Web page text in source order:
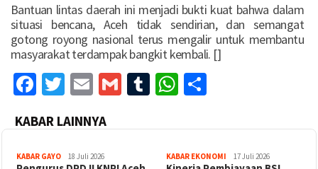
Bantuan lintas daerah ini menjadi bukti kuat bahwa dalam
situasi bencana, Aceh tidak sendirian, dan semangat
gotong royong nasional terus mengalir untuk membantu
masyarakat terdampak bangkit kembali. []
Facebook
Twitter
EmailGmailTumblrWhatsApp
KABAR LAINNYA
KABAR GAYO 18 Juli 2026 KABAR EKONOMI 17 Juli 2026